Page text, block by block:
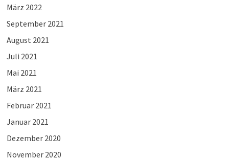
März 2022
September 2021
August 2021
Juli 2021
Mai 2021
März 2021
Februar 2021
Januar 2021
Dezember 2020
November 2020